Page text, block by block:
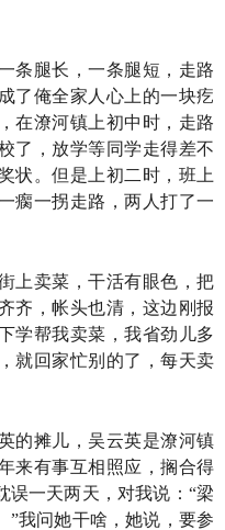
腿长，一条腿短，走路
了俺全家人心上的一块疙
在潦河镇上初中时，走路
了，放学等同学走得差不
状。但是上初二时，班上
瘸一拐走路，两人打了一
卖菜，干活有眼色，把
齐，帐头也清，这边刚报
学帮我卖菜，我省劲儿多
就回家忙别的了，每天卖
摊儿，吴云英是潦河镇
来有事互相照应，搁合得
误一天两天，对我说：“梁
”我问她干啥，她说，要参